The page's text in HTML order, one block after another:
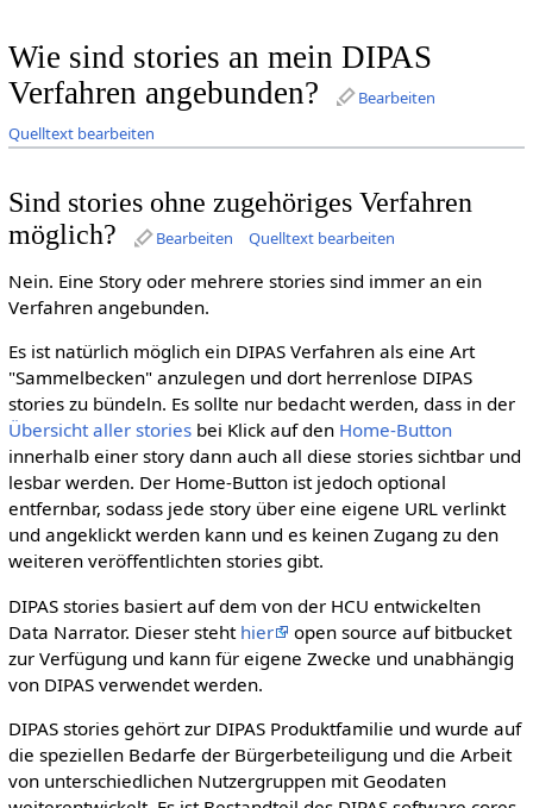
Wie sind stories an mein DIPAS
Verfahren angebunden?
Bearbeiten
Quelltext bearbeiten
Sind stories ohne zugehöriges Verfahren
möglich?
Bearbeiten Quelltext bearbeiten
Nein. Eine Story oder mehrere stories sind immer an ein
Verfahren angebunden.
Es ist natürlich möglich ein DIPAS Verfahren als eine Art
"Sammelbecken" anzulegen und dort herrenlose DIPAS
stories zu bündeln. Es sollte nur bedacht werden, dass in der
Übersicht aller storiesbei Klick auf den Home-Button
innerhalb einer story dann auch all diese stories sichtbar und
lesbar werden. Der Home-Button ist jedoch optional
entfernbar, sodass jede story über eine eigene URL verlinkt
und angeklickt werden kann und es keinen Zugang zu den
weiteren veröffentlichten stories gibt.
DIPAS stories basiert auf dem von der HCU entwickelten
Data Narrator. Dieser steht hier
open source auf bitbucket
zur Verfügung und kann für eigene Zwecke und unabhängig
von DIPAS verwendet werden.
DIPAS stories gehört zur DIPAS Produktfamilie und wurde auf
die speziellen Bedarfe der Bürgerbeteiligung und die Arbeit
von unterschiedlichen Nutzergruppen mit Geodaten